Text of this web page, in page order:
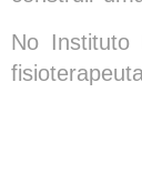
No Instituto